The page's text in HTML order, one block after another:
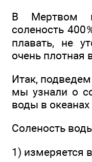
В Мертвом
соленость
плавать, не
очень плотная
Итак,
мы узнали о
воды в
Соленость
1)